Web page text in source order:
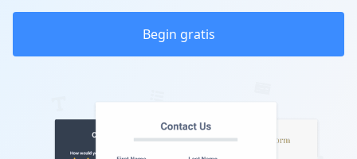
Begin gratis